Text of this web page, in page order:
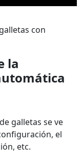
con
la
galletas se ve
el
etc.